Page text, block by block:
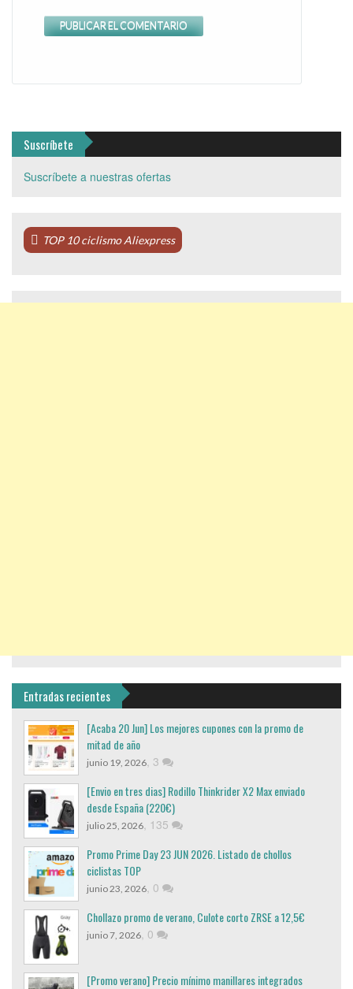
Suscríbete
Suscríbete a nuestras ofertas
TOP 10 ciclismo Aliexpress
Entradas recientes
[Acaba 20 Jun] Los mejores cupones con la promo de
mitad de año
junio 19, 2026, 3
[Envio en tres dias] Rodillo Thinkrider X2 Max enviado
desde España (220€)
julio 25, 2026, 135
Promo Prime Day 23 JUN 2026. Listado de chollos
ciclistas TOP
junio 23, 2026, 0
Chollazo promo de verano, Culote corto ZRSE a 12,5€
junio 7, 2026, 0
[Promo verano] Precio mínimo manillares integrados